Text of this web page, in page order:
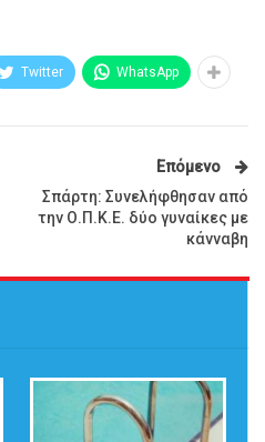
Twitter WhatsApp
Επόμενο
Σπάρτη: Συνελήφθησαν από
την Ο.Π.Κ.Ε. δύο γυναίκες με
κάνναβη